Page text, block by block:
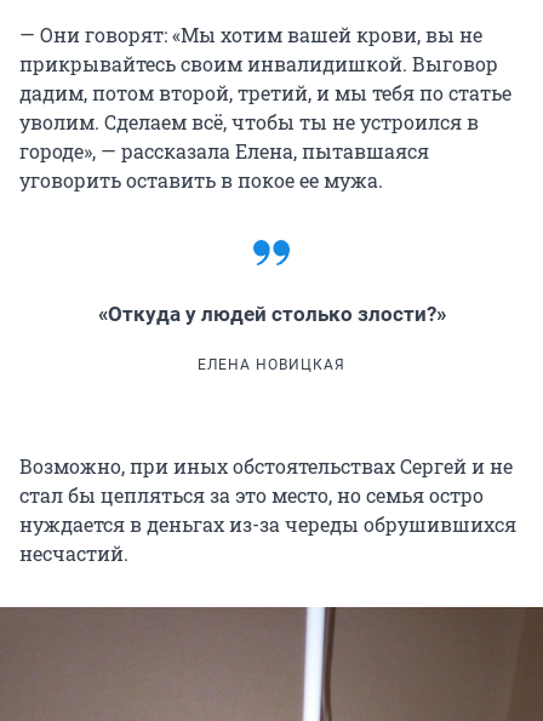
— Они говорят: «Мы хотим вашей крови, вы не
прикрывайтесь своим инвалидишкой. Выговор
дадим, потом второй, третий, и мы тебя по статье
уволим. Сделаем всё, чтобы ты не устроился в
городе», — рассказала Елена, пытавшаяся
уговорить оставить в покое ее мужа.
«Откуда у людей столько злости?»
ЕЛЕНА НОВИЦКАЯ
Возможно, при иных обстоятельствах Сергей и не
стал бы цепляться за это место, но семья остро
нуждается в деньгах из-за череды обрушившихся
несчастий.